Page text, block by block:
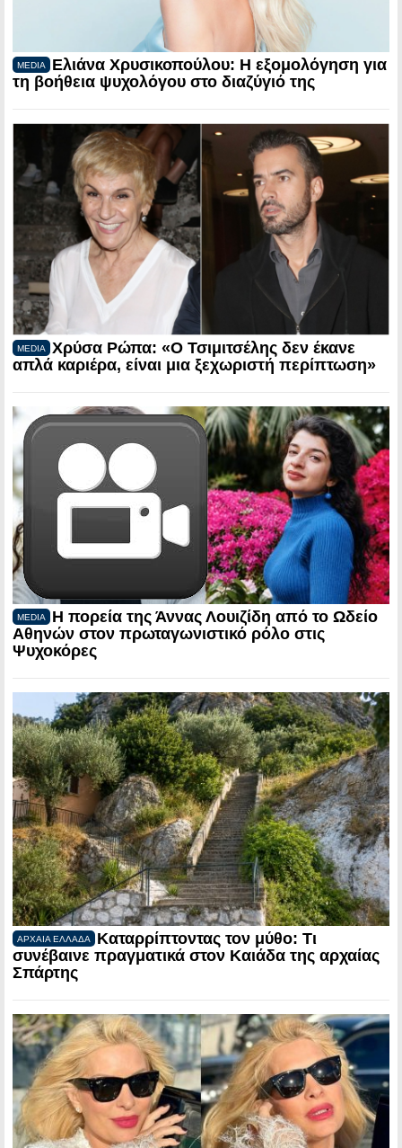
MEDIA
Ελιάνα Χρυσικοπούλου: Η εξομολόγηση για
τη βοήθεια ψυχολόγου στο διαζύγιό της
MEDIA
Χρύσα Ρώπα: «Ο Τσιμιτσέλης δεν έκανε
απλά καριέρα, είναι μια ξεχωριστή περίπτωση»
MEDIA
Η πορεία της Άννας Λουιζίδη από το Ωδείο
Αθηνών στον πρωταγωνιστικό ρόλο στις
Ψυχοκόρες
ΑΡΧΑΙΑ ΕΛΛΑΔΑ
Καταρρίπτοντας τον μύθο: Τι
συνέβαινε πραγματικά στον Καιάδα της αρχαίας
Σπάρτης